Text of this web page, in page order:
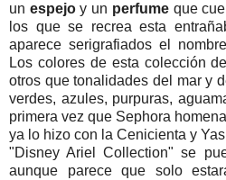
un espejoy un perfumeque
los que se recrea esta
aparece serigrafiados el
Los colores de esta colección
otros que tonalidades del mar y
verdes, azules, purpuras,
primera vez que Sephora
ya lo hizo con la Cenicienta y
"Disney Ariel Collection" se
aunque parece que solo